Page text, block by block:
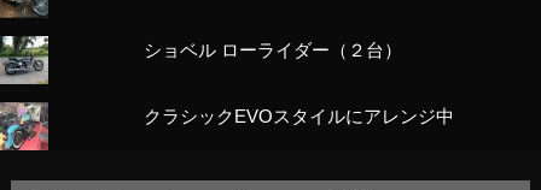
ショベル ローライダー（２台）
クラシックEVOスタイルにアレンジ中